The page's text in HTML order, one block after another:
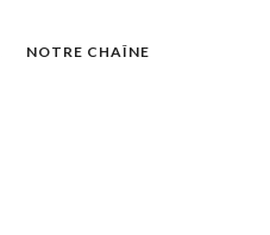
NOTRE CHAÎNE